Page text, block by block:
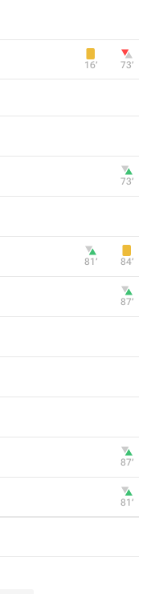
16‎’‎ 73‎’‎
73‎’‎
81‎’‎ 84‎’‎
87‎’‎
87‎’‎
81‎’‎